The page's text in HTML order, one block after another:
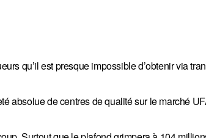
qu’il est presque impossible d’obtenir via
absolue de centres de qualité sur le marché